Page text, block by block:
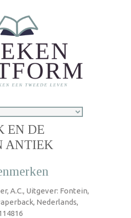
EN DE
ANTIEK
A.C., Uitgever: Fontein,
Nederlands,